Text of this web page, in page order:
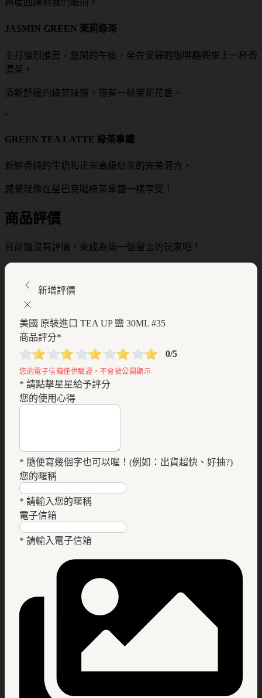
再度回歸到我們眼前。
JASMIN GREEN 茉莉綠茶
主打強烈推薦，悠閒的午後，坐在安靜的咖啡廳裡來上一杯香
濃茶，
清新舒緩的綠茶味道，帶有一絲茉莉花香。
–
GREEN TEA LATTE 綠茶拿鐵
新鮮香純的牛奶和正宗高級綠茶的完美混合，
感覺就像在星巴克喝綠茶拿鐵一樣享受！
商品評價
目前還沒有評價，來成為第一個留言的玩家吧！
新增評價
美國 原裝進口 TEA UP 鹽 30ML #35
商品評分*
0/5
* 請點擊星星給予評分
您的使用心得
* 隨便寫幾個字也可以喔！(例如：出貨超快、好抽?)
您的暱稱
* 請輸入您的暱稱
電子信箱
* 請輸入電子信箱